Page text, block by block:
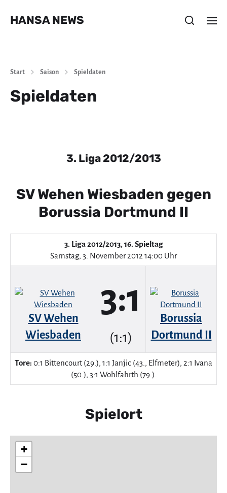
HANSA NEWS
Start Saison Spieldaten
Spieldaten
3. Liga 2012/2013
SV Wehen Wiesbaden gegen
Borussia Dortmund II
3. Liga 2012/2013, 16. Spieltag
Samstag, 3. November 2012 14:00 Uhr
SV Wehen
Wiesbaden
3:1
(1:1)
Borussia
Dortmund II
Tore: 0:1 Bittencourt (29.), 1:1 Janjic (43., Elfmeter), 2:1 Ivana
(50.), 3:1 Wohlfahrth (79.).
Spielort
+
−